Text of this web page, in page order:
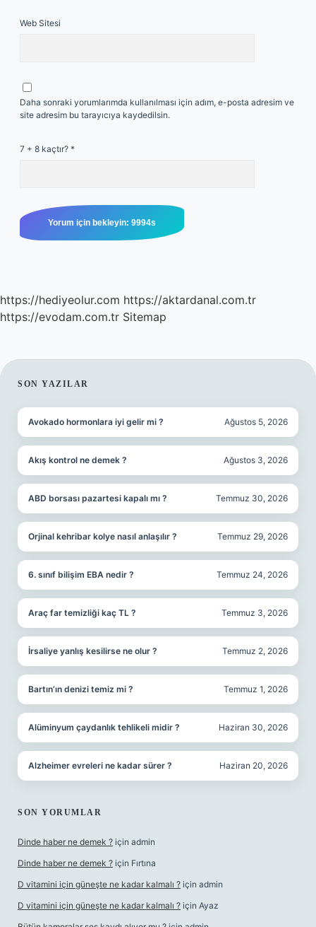
Web Sitesi
Daha sonraki yorumlarımda kullanılması için adım, e-posta adresim ve
site adresim bu tarayıcıya kaydedilsin.
7 + 8 kaçtır? *
https://hediyeolur.com https://aktardanal.com.tr
https://evodam.com.tr Sitemap
SIDEBAR
SON YAZILAR
Avokado hormonlara iyi gelir mi ? Ağustos 5, 2026
Akış kontrol ne demek ? Ağustos 3, 2026
ABD borsası pazartesi kapalı mı ? Temmuz 30, 2026
Orjinal kehribar kolye nasıl anlaşılır ? Temmuz 29, 2026
6. sınıf bilişim EBA nedir ? Temmuz 24, 2026
Araç far temizliği kaç TL ? Temmuz 3, 2026
İrsaliye yanlış kesilirse ne olur ? Temmuz 2, 2026
Bartın’ın denizi temiz mi ? Temmuz 1, 2026
Alüminyum çaydanlık tehlikeli midir ? Haziran 30, 2026
Alzheimer evreleri ne kadar sürer ? Haziran 20, 2026
SON YORUMLAR
Dinde haber ne demek ? için admin
Dinde haber ne demek ? için Fırtına
D vitamini için güneşte ne kadar kalmalı ? için admin
D vitamini için güneşte ne kadar kalmalı ? için Ayaz